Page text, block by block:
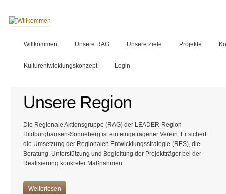
Willkommen Unsere RAG Unsere Ziele Projekte
Kulturentwicklungskonzept Login
Unsere Region
Die Regionale Aktionsgruppe (RAG) der LEADER-Region
Hildburghausen-Sonneberg ist ein eingetragener Verein. Er sichert
die Umsetzung der Regionalen Entwicklungsstrategie (RES), die
Beratung, Unterstützung und Begleitung der Projektträger bei der
Realisierung konkreter Maßnahmen.
Weiterlesen